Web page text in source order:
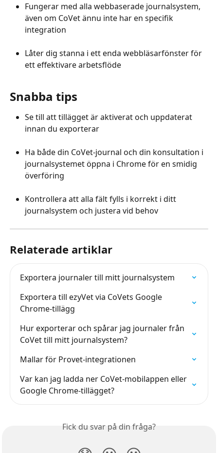
Fungerar med alla webbaserade journalsystem,
även om CoVet ännu inte har en specifik
integration
Låter dig stanna i ett enda webbläsarfönster för
ett effektivare arbetsflöde
Snabba tips
Se till att tillägget är aktiverat och uppdaterat
innan du exporterar
Ha både din CoVet-journal och din konsultation i
journalsystemet öppna i Chrome för en smidig
överföring
Kontrollera att alla fält fylls i korrekt i ditt
journalsystem och justera vid behov
Relaterade artiklar
Exportera journaler till mitt journalsystem
Exportera till ezyVet via CoVets Google
Chrome-tillägg
Hur exporterar och spårar jag journaler från
CoVet till mitt journalsystem?
Mallar för Provet-integrationen
Var kan jag ladda ner CoVet-mobilappen eller
Google Chrome-tillägget?
Fick du svar på din fråga?